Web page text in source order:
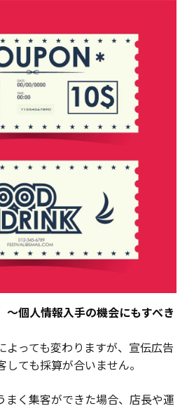
個人情報入手の機会にもすべき
よっても変わりますが、宣伝広告
ても採算が合いません。
まく集客ができた場合、店長や運